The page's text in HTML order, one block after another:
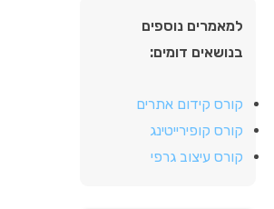
למאמרים נוספים
בנושאים דומים:
קורס קידום אתרים
קורס קופירייטינג
קורס עיצוב גרפי